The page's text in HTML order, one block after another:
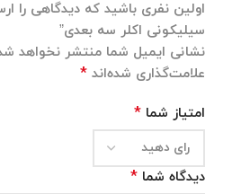
اولین نفری باشید که دیدگاهی را
سیلیکونی اکلر سه بعدی”
نشانی ایمیل شما منتشر نخواهد
علامت‌گذاری شده‌اند *
امتیاز شما *
دیدگاه شما *